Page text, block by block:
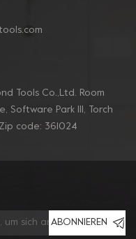
Tools Co.,Ltd. Room
Software Park Ill, Torch
code: 361024
ABONNIEREN